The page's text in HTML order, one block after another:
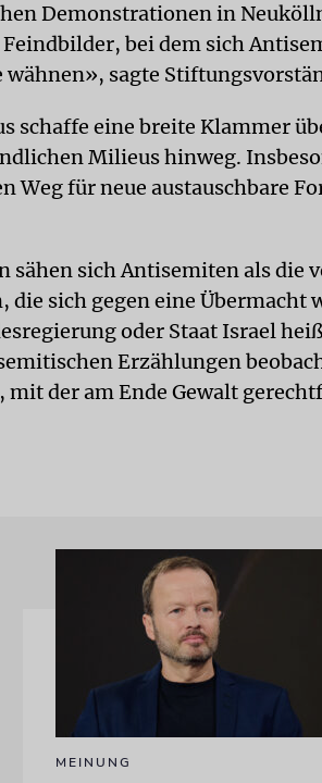
Demonstrationen in
bei dem sich
sagte
schaffe eine breite Klammer
Milieus hinweg.
Weg für neue austauschbare
sähen sich Antisemiten als die
die sich gegen eine Übermacht
oder Staat Israel
Erzählungen
mit der am Ende Gewalt
MEINUNG